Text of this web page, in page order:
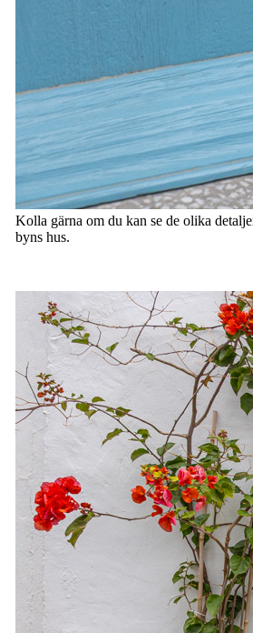
Kolla gärna om du kan se de olika
byns hus.